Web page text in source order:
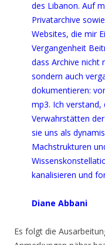
des Libanon. Auf
Privatarchive
Websites, die mir
Vergangenheit
dass Archive nicht
sondern auch
dokumentieren:
mp3. Ich verstand,
Verwahrstätten
sie uns als
Machstrukturen
kanalisieren und
Diane Abbani
Es folgt die